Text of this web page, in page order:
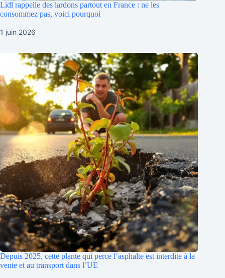
Lidl rappelle des lardons partout en France : ne les
consommez pas, voici pourquoi
1 juin 2026
Depuis 2025, cette plante qui perce l’asphalte est interdite à la
vente et au transport dans l’UE